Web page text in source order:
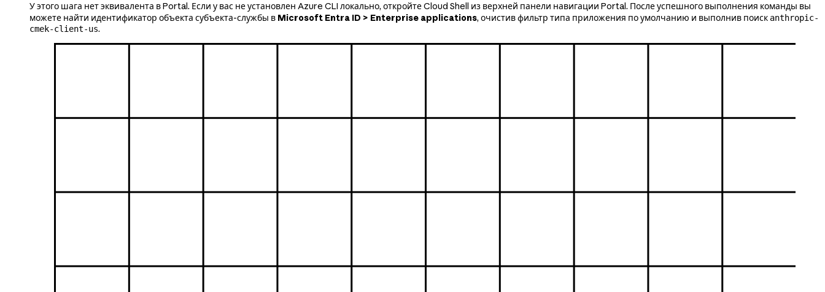
У этого шага нет эквивалента в Portal. Если у вас не установлен Azure CLI локально, откройте Cloud Shell из верхней панели навигации Portal. После успешного выполнения команды вы
можете найти идентификатор объекта субъекта-службы в Microsoft Entra ID > Enterprise applications, очистив фильтр типа приложения по умолчанию и выполнив поиск anthropic-
cmek-client-us.